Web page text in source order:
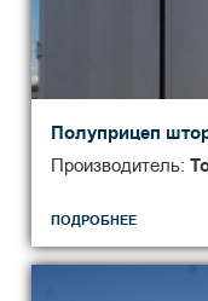
Полуприцеп
Производитель:
ПОДРОБНЕЕ